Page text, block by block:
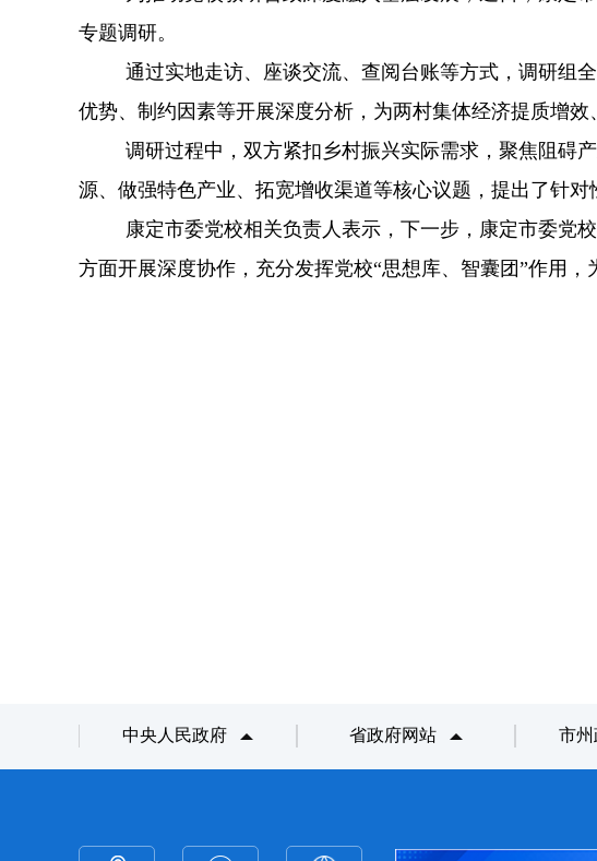
专题调研。
通过实地走访、座谈交流、查阅台账等方式，调研组
优势、制约因素等开展深度分析，为两村集体经济提质增效
调研过程中，双方紧扣乡村振兴实际需求，聚焦阻碍
源、做强特色产业、拓宽增收渠道等核心议题，提出了针
康定市委党校相关负责人表示，下一步，康定市委党
方面开展深度协作，充分发挥党校“思想库、智囊团”作用，
中央人民政府 省政府网站 市